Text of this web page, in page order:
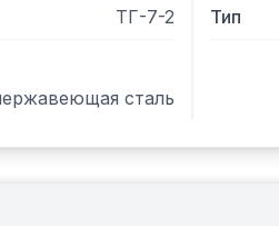
ТГ-7-2 Тип
сталь